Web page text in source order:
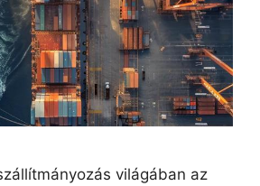
világában az